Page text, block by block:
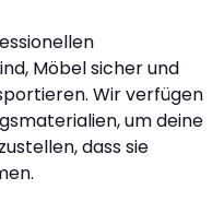
Möbel sicher und
Wir verfügen
um deine
dass sie